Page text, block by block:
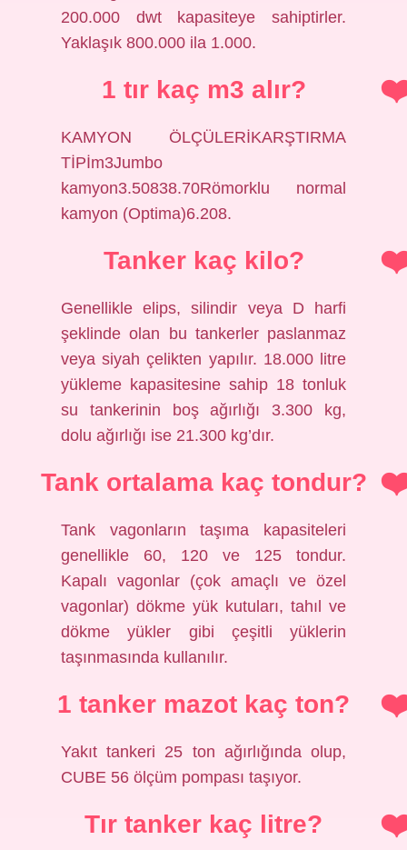
200.000 dwt kapasiteye sahiptirler.
Yaklaşık 800.000 ila 1.000.
1 tır kaç m3 alır?
KAMYON ÖLÇÜLERİKARŞTIRMA
TİPİm3Jumbo
kamyon3.50838.70Römorklu normal
kamyon (Optima)6.208.
Tanker kaç kilo?
Genellikle elips, silindir veya D harfi
şeklinde olan bu tankerler paslanmaz
veya siyah çelikten yapılır. 18.000 litre
yükleme kapasitesine sahip 18 tonluk
su tankerinin boş ağırlığı 3.300 kg,
dolu ağırlığı ise 21.300 kg’dır.
Tank ortalama kaç tondur?
Tank vagonların taşıma kapasiteleri
genellikle 60, 120 ve 125 tondur.
Kapalı vagonlar (çok amaçlı ve özel
vagonlar) dökme yük kutuları, tahıl ve
dökme yükler gibi çeşitli yüklerin
taşınmasında kullanılır.
1 tanker mazot kaç ton?
Yakıt tankeri 25 ton ağırlığında olup,
CUBE 56 ölçüm pompası taşıyor.
Tır tanker kaç litre?